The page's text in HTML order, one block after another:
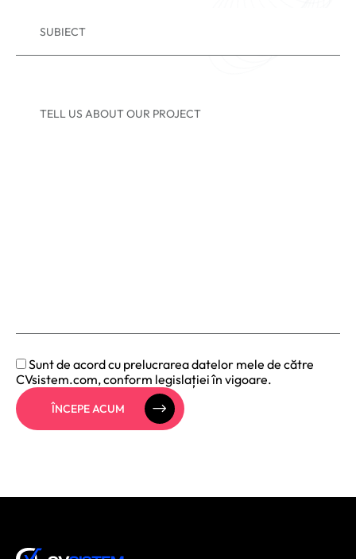
SUBIECT
TELL US ABOUT OUR PROJECT
Sunt de acord cu prelucrarea datelor mele de către
CVsistem.com, conform legislației în vigoare.
ÎNCEPE ACUM